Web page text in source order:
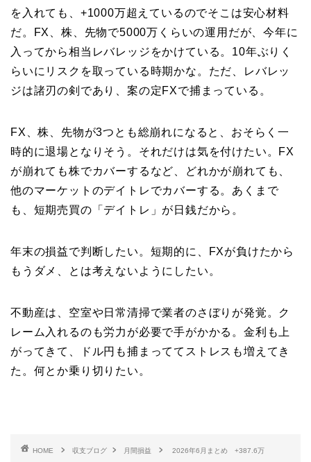
を入れても、+1000万超えているのでそこは安心材料
だ。FX、株、先物で5000万くらいの運用だが、今年に
入ってから相当レバレッジをかけている。10年ぶりく
らいにリスクを取っている時期かな。ただ、レバレッ
ジは諸刃の剣であり、案の定FXで捕まっている。
FX、株、先物が3つとも総崩れになると、おそらく一
時的に退場となりそう。それだけは気を付けたい。FX
が崩れても株でカバーするなど、どれかが崩れても、
他のマーケットのデイトレでカバーする。あくまで
も、短期売買の「デイトレ」が日銭だから。
年末の損益で判断したい。短期的に、FXが負けたから
もうダメ、とは考えないようにしたい。
不動産は、空室や日常清掃で業者のさぼりが発覚。ク
レーム入れるのも労力が必要で手がかかる。金利も上
がってきて、ドル円も捕まっててストレスも増えてき
た。何とか乗り切りたい。
HOME 収支ブログ 月間損益 2026年6月まとめ +387.6万